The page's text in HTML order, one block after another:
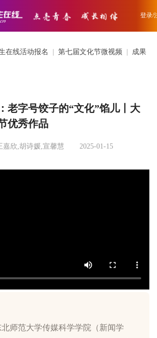
登录/
在线活动报名 第七届文化节微视频 成果
老字号饺子的“文化”馅儿丨大
优秀作品
嘉欣,胡诗媛,宣馨慧 2025-01-15
师范大学传媒科学学院（新闻学